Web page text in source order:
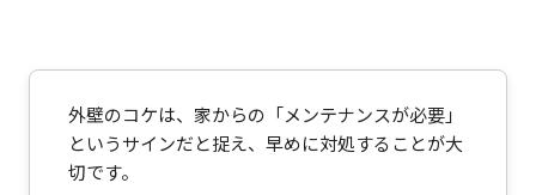
外壁のコケは、家からの「メンテナンスが必要」
というサインだと捉え、早めに対処することが大
切です。